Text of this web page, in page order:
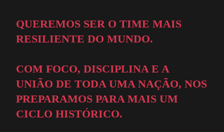
QUEREMOS SER O TIME MAIS
RESILIENTE DO MUNDO.
COM FOCO, DISCIPLINA E A
UNIÃO DE TODA UMA NAÇÃO, NOS
PREPARAMOS PARA MAIS UM
CICLO HISTÓRICO.